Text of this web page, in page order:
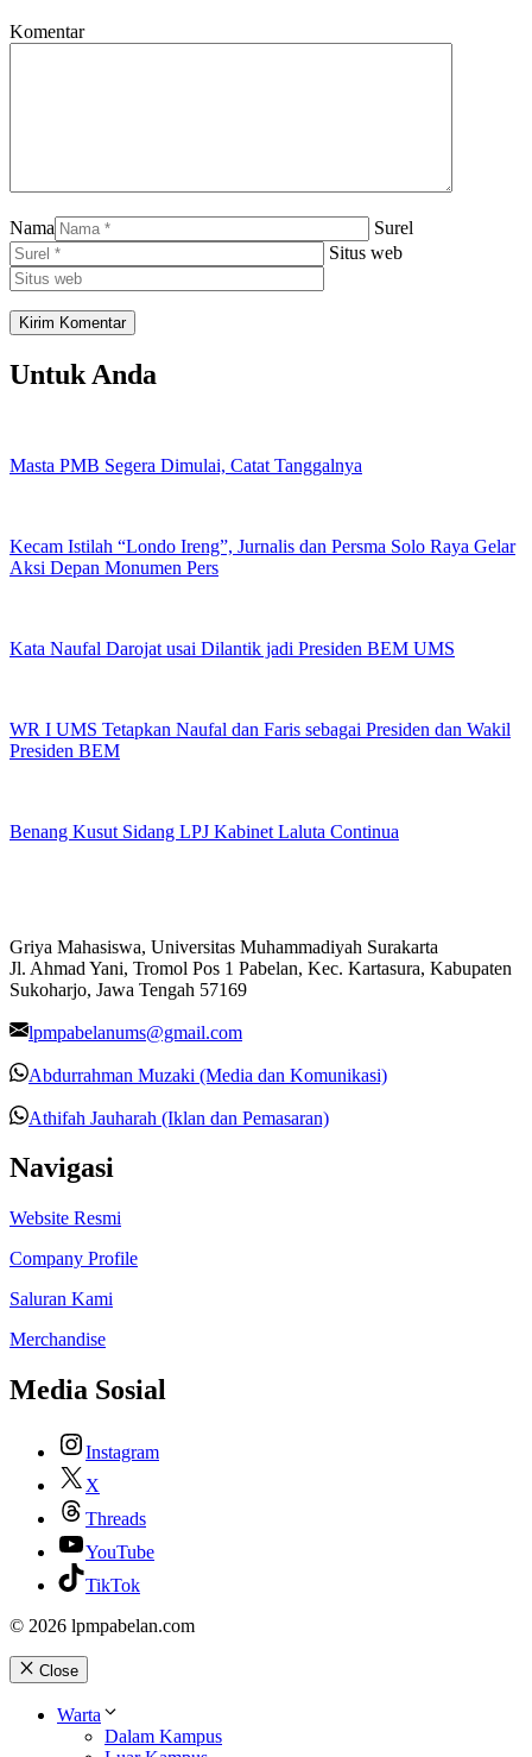
Komentar
Nama
Surel
Situs web
Untuk Anda
Masta PMB Segera Dimulai, Catat Tanggalnya
Kecam Istilah “Londo Ireng”, Jurnalis dan Persma Solo Raya Gelar
Aksi Depan Monumen Pers
Kata Naufal Darojat usai Dilantik jadi Presiden BEM UMS
WR I UMS Tetapkan Naufal dan Faris sebagai Presiden dan Wakil
Presiden BEM
Benang Kusut Sidang LPJ Kabinet Laluta Continua
Griya Mahasiswa, Universitas Muhammadiyah Surakarta
Jl. Ahmad Yani, Tromol Pos 1 Pabelan, Kec. Kartasura, Kabupaten
Sukoharjo, Jawa Tengah 57169
lpmpabelanums@gmail.com
Abdurrahman Muzaki (Media dan Komunikasi)
Athifah Jauharah (Iklan dan Pemasaran)
Navigasi
Website Resmi
Company Profile
Saluran Kami
Merchandise
Media Sosial
Instagram
X
Threads
YouTube
TikTok
© 2026 lpmpabelan.com
Close
Warta
Dalam Kampus